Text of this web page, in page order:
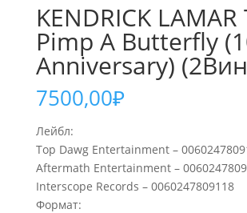
KENDRICK LAMAR
Pimp A Butterfly
Anniversary)
7500,00₽
Лейбл:
Top Dawg Entertainment –
Aftermath Entertainment –
Interscope Records – 0060247809118
Формат: